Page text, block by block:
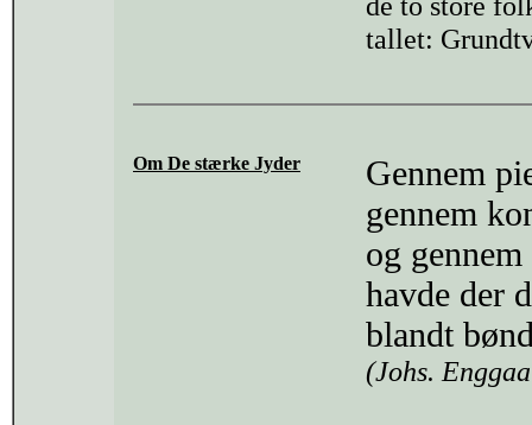
tallet:
Om De stærke Jyder
Gennem
gennem
og
havde der
blandt
(Johs.